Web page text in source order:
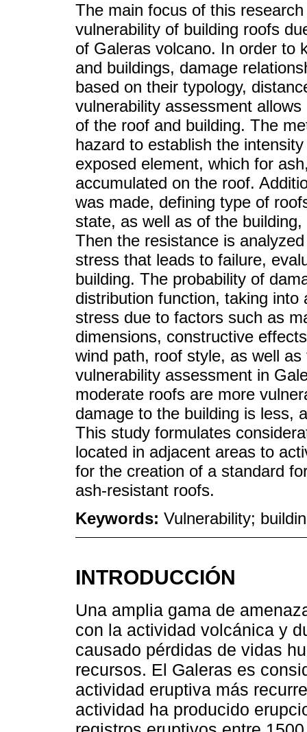
The main focus of this
vulnerability of building roofs
of Galeras volcano. In order to
and buildings, damage
based on their typology,
vulnerability assessment
of the roof and building. The
hazard to establish the
exposed element, which for
accumulated on the roof.
was made, defining type of
state, as well as of the
Then the resistance is
stress that leads to failure,
building. The probability of
distribution function, taking
stress due to factors such as
dimensions, constructive
wind path, roof style, as well
vulnerability assessment in
moderate roofs are more
damage to the building is less,
This study formulates
located in adjacent areas to
for the creation of a standard
ash-resistant roofs.
Keywords: Vulnerability;
INTRODUCCIÓN
Una amplia gama de
con la actividad volcánica y
causado pérdidas de vidas
recursos. El Galeras es
actividad eruptiva más
actividad ha producido